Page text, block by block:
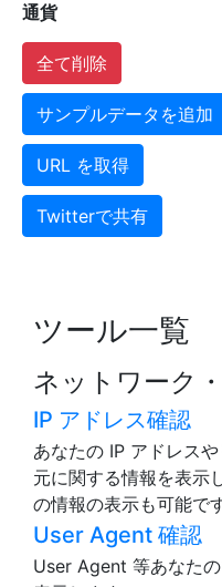
通貨
全て削除
サンプルデータを追加
URL を取得
Twitterで共有
ツール一覧
ネットワーク
IP アドレス確認
あなたの IP アドレス
元に関する情報を表示
の情報の表示も可能です
User Agent 確認
User Agent 等あなた